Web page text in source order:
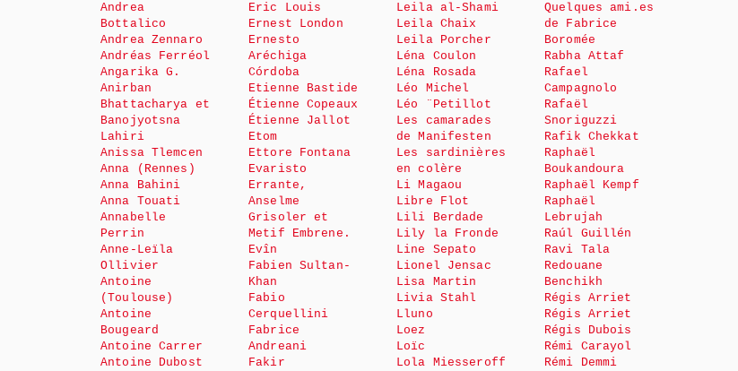
Andrea
Bottalico
Andrea Zennaro
Andréas Ferréol
Angarika G.
Anirban
Bhattacharya et
Banojyotsna
Lahiri
Anissa Tlemcen
Anna (Rennes)
Anna Bahini
Anna Touati
Annabelle
Perrin
Anne-Leïla
Ollivier
Antoine
(Toulouse)
Antoine
Bougeard
Antoine Carrer
Antoine Dubost
Eric Louis
Ernest London
Ernesto
Aréchiga
Córdoba
Etienne Bastide
Étienne Copeaux
Étienne Jallot
Etom
Ettore Fontana
Evaristo
Errante,
Anselme
Grisoler et
Metif Embrene.
Evîn
Fabien Sultan-
Khan
Fabio
Cerquellini
Fabrice
Andreani
Fakir
Leila al-Shami
Leila Chaix
Leila Porcher
Léna Coulon
Léna Rosada
Léo Michel
Léo ¨Petillot
Les camarades
de Manifesten
Les sardinières
en colère
Li Magaou
Libre Flot
Lili Berdade
Lily la Fronde
Line Sepato
Lionel Jensac
Lisa Martin
Livia Stahl
Lluno
Loez
Loïc
Lola Miesseroff
Quelques ami.es
de Fabrice
Boromée
Rabha Attaf
Rafael
Campagnolo
Rafaël
Snoriguzzi
Rafik Chekkat
Raphaël
Boukandoura
Raphaël Kempf
Raphaël
Lebrujah
Raúl Guillén
Ravi Tala
Redouane
Benchikh
Régis Arriet
Régis Arriet
Régis Dubois
Rémi Carayol
Rémi Demmi